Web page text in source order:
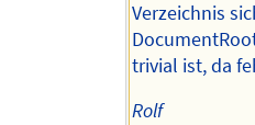
Verzeichnis
trivial ist, da
Rolf